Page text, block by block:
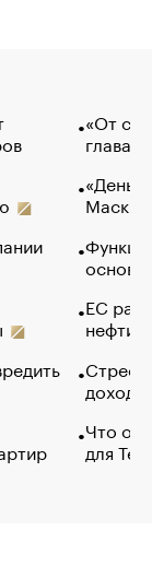
«От
глава
Маск в
основ
ЕС
нефти
Что
для